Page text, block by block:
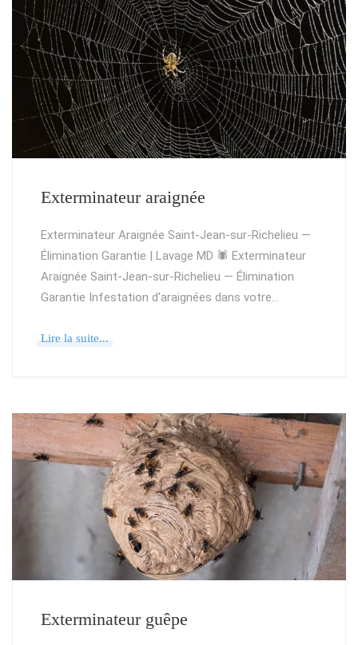
Exterminateur araignée
Exterminateur Araignée Saint-Jean-sur-Richelieu —
Élimination Garantie | Lavage MD 🕷️ Exterminateur
Araignée Saint-Jean-sur-Richelieu — Élimination
Garantie Infestation d'araignées dans votre…
Lire la suite...
Exterminateur guêpe